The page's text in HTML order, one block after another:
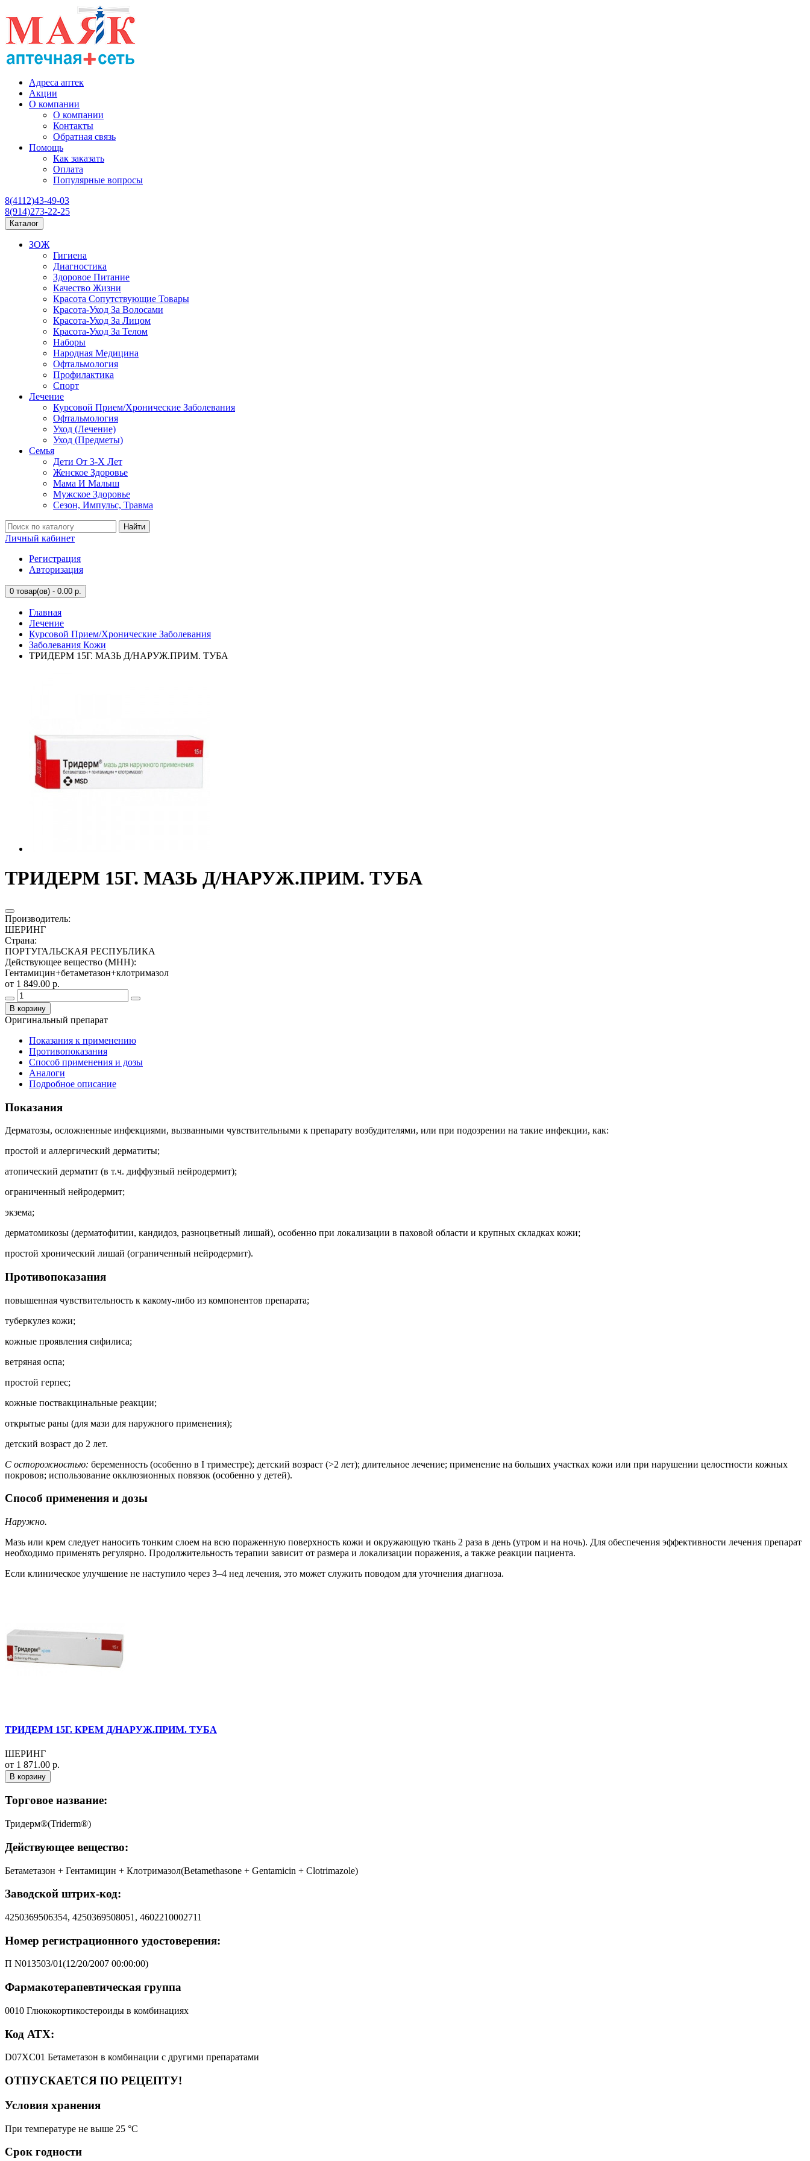
Адреса аптек
Акции
О компании
О компании
Контакты
Обратная связь
Помощь
Как заказать
Оплата
Популярные вопросы
8(4112)43-49-03
8(914)273-22-25
Каталог
ЗОЖ
Гигиена
Диагностика
Здоровое Питание
Качество Жизни
Красота Сопутствующие Товары
Красота-Уход За Волосами
Красота-Уход За Лицом
Красота-Уход За Телом
Наборы
Народная Медицина
Офтальмология
Профилактика
Спорт
Лечение
Курсовой Прием/Хронические Заболевания
Офтальмология
Уход (Лечение)
Уход (Предметы)
Семья
Дети От 3-Х Лет
Женское Здоровье
Мама И Малыш
Мужское Здоровье
Сезон, Импульс, Травма
Найти
Личный кабинет
Регистрация
Авторизация
0 товар(ов) - 0.00 р.
Главная
Лечение
Курсовой Прием/Хронические Заболевания
Заболевания Кожи
ТРИДЕРМ 15Г. МАЗЬ Д/НАРУЖ.ПРИМ. ТУБА
ТРИДЕРМ 15Г. МАЗЬ Д/НАРУЖ.ПРИМ. ТУБА
Производитель:
ШЕРИНГ
Страна:
ПОРТУГАЛЬСКАЯ РЕСПУБЛИКА
Действующее вещество (МНН):
Гентамицин+бетаметазон+клотримазол
от 1 849.00 р.
В корзину
Оригинальный препарат
Показания к применению
Противопоказания
Способ применения и дозы
Аналоги
Подробное описание
Показания
Дерматозы, осложненные инфекциями, вызванными чувствительными к препарату возбудителями, или при подозрении на такие инфекции, как:
простой и аллергический дерматиты;
атопический дерматит (в т.ч. диффузный нейродермит);
ограниченный нейродермит;
экзема;
дерматомикозы (дерматофитии, кандидоз, разноцветный лишай), особенно при локализации в паховой области и крупных складках кожи;
простой хронический лишай (ограниченный нейродермит).
Противопоказания
повышенная чувствительность к какому-либо из компонентов препарата;
туберкулез кожи;
кожные проявления сифилиса;
ветряная оспа;
простой герпес;
кожные поствакцинальные реакции;
открытые раны (для мази для наружного применения);
детский возраст до 2 лет.
С осторожностью: беременность (особенно в I триместре); детский возраст (>2 лет); длительное лечение; применение на больших участках кожи или при нарушении целостности кожных
покровов; использование окклюзионных повязок (особенно у детей).
Способ применения и дозы
Наружно.
Мазь или крем следует наносить тонким слоем на всю пораженную поверхность кожи и окружающую ткань 2 раза в день (утром и на ночь). Для обеспечения эффективности лечения препарат
необходимо применять регулярно. Продолжительность терапии зависит от размера и локализации поражения, а также реакции пациента.
Если клиническое улучшение не наступило через 3–4 нед лечения, это может служить поводом для уточнения диагноза.
ТРИДЕРМ 15Г. КРЕМ Д/НАРУЖ.ПРИМ. ТУБА
ШЕРИНГ
от 1 871.00 р.
В корзину
Торговое название:
Тридерм®(Triderm®)
Действующее вещество:
Бетаметазон + Гентамицин + Клотримазол(Betamethasone + Gentamicin + Clotrimazole)
Заводской штрих-код:
4250369506354, 4250369508051, 4602210002711
Номер регистрационного удостоверения:
П N013503/01(12/20/2007 00:00:00)
Фармакотерапевтическая группа
0010 Глюкокортикостероиды в комбинациях
Код АТХ:
D07XC01 Бетаметазон в комбинации с другими препаратами
ОТПУСКАЕТСЯ ПО РЕЦЕПТУ!
Условия хранения
При температуре не выше 25 °C
Срок годности